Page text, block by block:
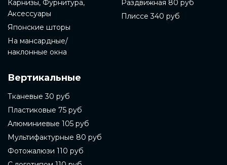
Карнизы, Фурнитура,
Аксессуары
Японские шторы
На мансардные/
наклонные окна
Вертикальные
Тканевые 30 руб
Пластиковые 75 руб
Алюминиевые 105 руб
Мультифактурные 80 руб
Фотожалюзи 110 руб
Раздвижная 80 руб
Плиссе 340 руб